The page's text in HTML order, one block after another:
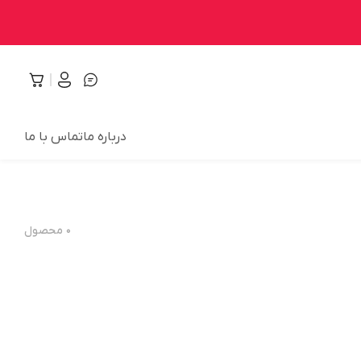
درباره ماتماس با ما
۰ محصول